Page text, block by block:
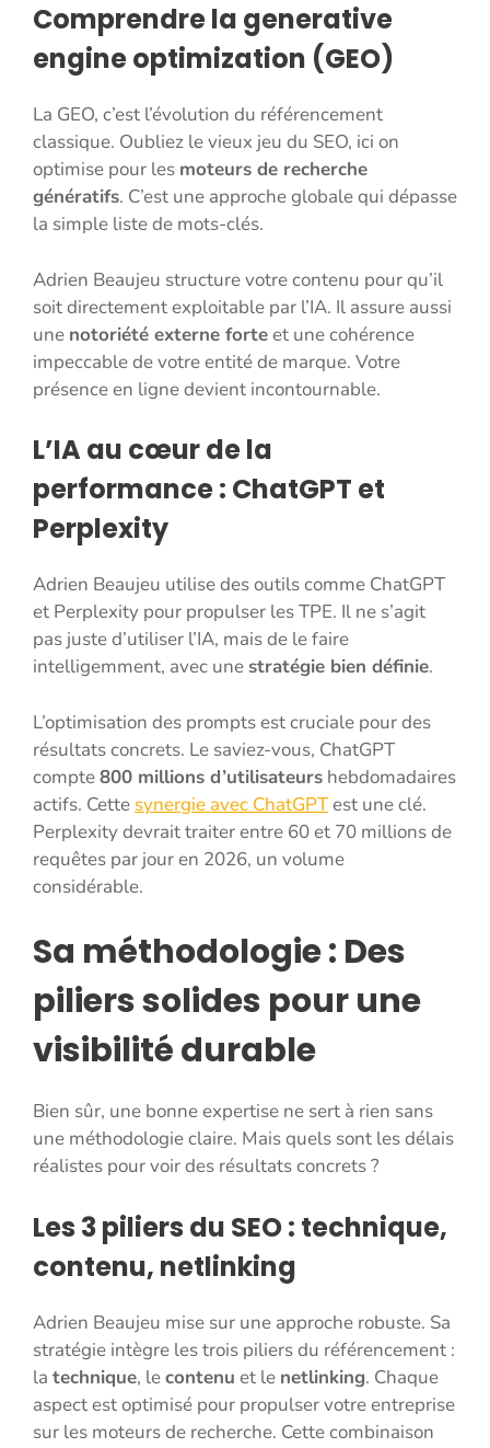
Comprendre la generative
engine optimization (GEO)
La GEO, c’est l’évolution du référencement
classique. Oubliez le vieux jeu du SEO, ici on
optimise pour les moteurs de recherche
génératifs. C’est une approche globale qui dépasse
la simple liste de mots-clés.
Adrien Beaujeu structure votre contenu pour qu’il
soit directement exploitable par l’IA. Il assure aussi
une notoriété externe forteet une cohérence
impeccable de votre entité de marque. Votre
présence en ligne devient incontournable.
L’IA au cœur de la
performance : ChatGPT et
Perplexity
Adrien Beaujeu utilise des outils comme ChatGPT
et Perplexity pour propulser les TPE. Il ne s’agit
pas juste d’utiliser l’IA, mais de le faire
intelligemment, avec unestratégie bien définie.
L’optimisation des prompts est cruciale pour des
résultats concrets. Le saviez-vous, ChatGPT
compte800 millions d’utilisateurs hebdomadaires
actifs. Cette synergie avec ChatGPTest une clé.
Perplexity devrait traiter entre 60 et 70 millions de
requêtes par jour en 2026, un volume
considérable.
Sa méthodologie : Des
piliers solides pour une
visibilité durable
Bien sûr, une bonne expertise ne sert à rien sans
une méthodologie claire. Mais quels sont les délais
réalistes pour voir des résultats concrets ?
Les 3 piliers du SEO : technique,
contenu, netlinking
Adrien Beaujeu mise sur une approche robuste. Sa
stratégie intègre les trois piliers du référencement :
la technique, lecontenu et le netlinking. Chaque
aspect est optimisé pour propulser votre entreprise
sur les moteurs de recherche. Cette combinaison